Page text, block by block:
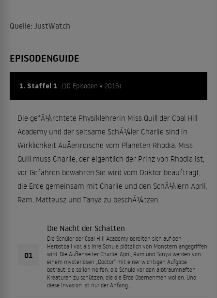
Quelle: JustWatch
EPISODENGUIDE
1. Staffel 1 (10 Episoden • 2016)
Die gefÃ¼rchtete Physiklehrerin Miss Quill der Coal Hill
Academy und der seltsame SchÃ¼ler Charlie sind in
Wirklichkeit AuÃerirdische vom Planeten Rhodia. Miss
Quill muss Charlie, der eigentlich der Prinz von Rhodia ist,
vor Gefahren bewahren.Sie wird vom Doktor beauftragt,
die Erde gemeinsam mit Charlie und den SchÃ¼lern April,
Ram, Matteusz und Tanya zu beschÃ¼tzen.
01
Die Nacht der Schatten
Die Schüler der Coal Hill Academy bereiten sich auf den
Herbstball vor, als ihre Schule plötzlich von Monstern angegriffen
wird. Die Außenseiter Charlie, April, Ram und Tanya werden von
einem mysteriösen „Doctor“ mit einer wichtigen Aufgabe
betraut: sie sollen helfen, die Schule vor den albtraumhaften
Kreaturen zu schützen, die die Erde übernehmen wollen. Und
diese Invasion ist nur der Anfang…